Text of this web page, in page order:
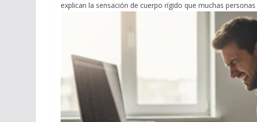
explican la sensación de cuerpo rígido que muchas